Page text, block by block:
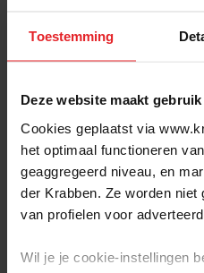
Toestemming
Deze website maakt
Cookies geplaatst via
het optimaal functioneren
geaggregeerd niveau, en
der Krabben. Ze worden
van profielen voor
Wil je je cookie-instellingen
is. Onze insteek: we gaan
WAARSCHIJNLIJK
HUURDER AL
De kans is groot dat de
netwerk bevindt. Doordat we
dus ook welke relaties er in